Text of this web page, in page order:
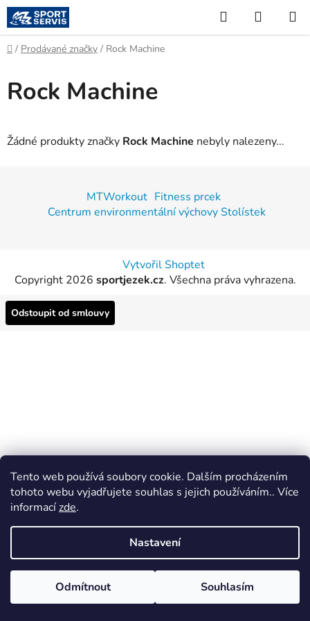
Tento web používá soubory cookie. Dalším procházením
tohoto webu vyjadřujete souhlas s jejich používáním.. Více
informacízde.
Nastavení
Odmítnout Souhlasím
Přejít
na
obsah
Hledat
KOŠÍK
Domů
/ Prodávané značky / Rock Machine
Rock Machine
Žádné produkty značky Rock Machine nebyly nalezeny...
MTWorkout Fitness prcek
Centrum environmentální výchovy Stolístek
Vytvořil Shoptet
Copyright 2026 sportjezek.cz. Všechna práva vyhrazena.
Odstoupit od smlouvy